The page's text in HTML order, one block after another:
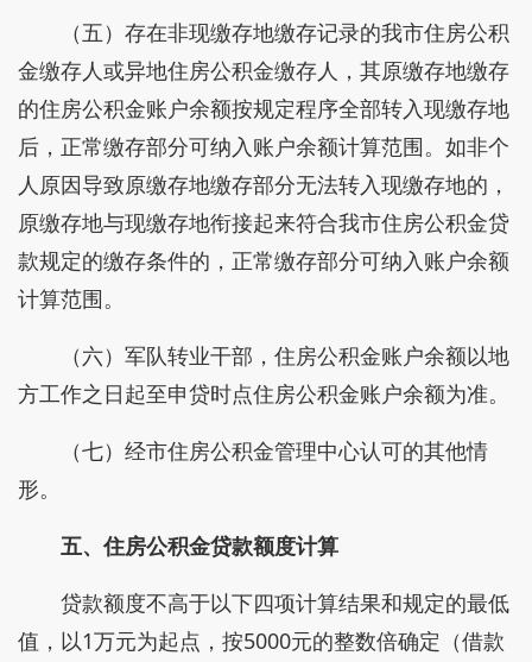
（五）存在非现缴存地缴存记录的我市住房公积
金缴存人或异地住房公积金缴存人，其原缴存地缴存
的住房公积金账户余额按规定程序全部转入现缴存地
后，正常缴存部分可纳入账户余额计算范围。如非个
人原因导致原缴存地缴存部分无法转入现缴存地的，
原缴存地与现缴存地衔接起来符合我市住房公积金贷
款规定的缴存条件的，正常缴存部分可纳入账户余额
计算范围。
（六）军队转业干部，住房公积金账户余额以地
方工作之日起至申贷时点住房公积金账户余额为准。
（七）经市住房公积金管理中心认可的其他情
形。
五、住房公积金贷款额度计算
贷款额度不高于以下四项计算结果和规定的最低
值，以1万元为起点，按5000元的整数倍确定（借款